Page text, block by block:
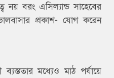
নয় বরং এসিল্যান্ড সাহেবের
প্রকাশ- যোগ করেন
ব্যস্ততার মধ্যেও মাঠ পর্যায়ে